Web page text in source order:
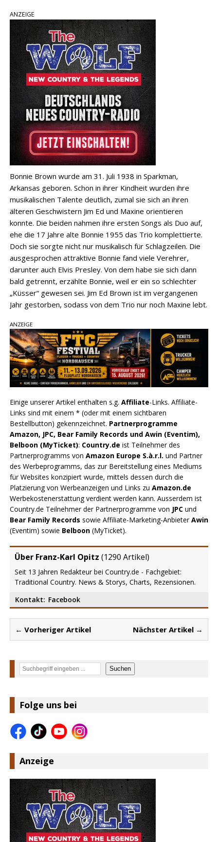
ANZEIGE
Bonnie Brown wurde am 31. Juli 1938 in Sparkman,
Arkansas geboren. Schon in ihrer Kindheit wurden ihre
musikalischen Talente deutlich, zumal sie sich an ihren
älteren Geschwistern Jim Ed und Maxine orientieren
konnte. Die beiden nahmen ihre ersten Songs als Duo auf,
ehe die 17 Jahre alte Bonnie 1955 das Trio komplettierte.
Doch sie sorgte nicht nur musikalisch für Schlagzeilen. Die
ausgesprochen attraktive Bonnie fand viele Verehrer,
darunter auch Elvis Presley. Von dem habe sie sich dann
bald getrennt, erzählte Bonnie, weil er ein so schlechter
„Küsser“ gewesen sei. Jim Ed Brown ist im vergangenen
Jahr gestorben, sodass von dem Trio nur noch Maxine lebt.
ANZEIGE
Einige unserer Artikel enthalten s.g. Affiliate-Links. Affiliate-
Links sind mit einem * (oder mit einem sichtbaren
Bestellbutton) gekennzeichnet. Partnerprogramme
Amazon, JPC, Bear Family Records und Awin (Eventim),
Belboon (MyTicket): Country.de ist Teilnehmer des
Partnerprogramms von Amazon Europe S.à.r.l. und Partner
des Werbeprogramms, das zur Bereitstellung eines Mediums
für Websites konzipiert wurde, mittels dessen durch die
Platzierung von Werbeanzeigen und Links zu Amazon.de
Werbekostenerstattung verdient werden kann. Ausserdem ist
Country.de Teilnehmer der Partnerprogramme von JPC und
Bear Family Records sowie Affiliate-Marketing-AnbieterAwin
(Eventim) sowie Belboon (MyTicket).
Über Franz-Karl Opitz (1290 Artikel)
Seit 13 Jahren Redakteur bei Country.de - Fachgebiet:
Traditional Country. News & Storys, Charts, Rezensionen.
Kontakt: Facebook
← Vorheriger Artikel Nächster Artikel →
Suchen Suchen
Folge uns bei
Anzeige